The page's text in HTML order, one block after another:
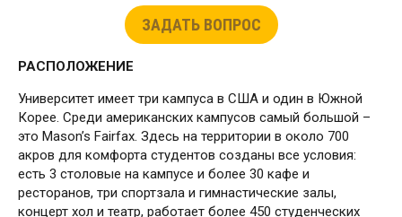
ЗАДАТЬ ВОПРОС
РАСПОЛОЖЕНИЕ
Университет имеет три кампуса в США и один в Южной
Корее. Среди американских кампусов самый большой –
это Mason’s Fairfax. Здесь на территории в около 700
акров для комфорта студентов созданы все условия:
есть 3 столовые на кампусе и более 30 кафе и
ресторанов, три спортзала и гимнастические залы,
концерт хол и театр, работает более 450 студенческих